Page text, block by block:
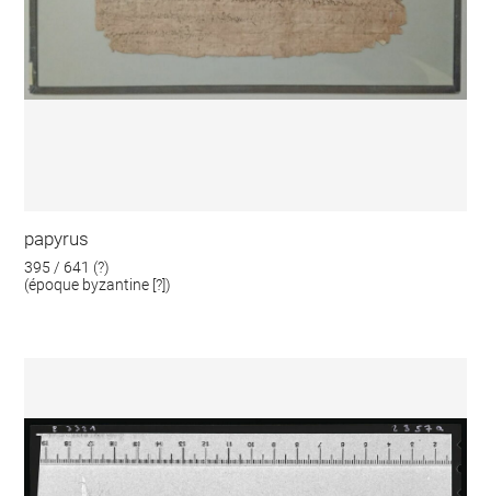
papyrus
395 / 641 (?)
(époque byzantine [?])